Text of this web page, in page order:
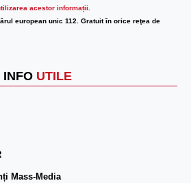
acestor informații.
european unic 112. Gratuit în orice reţea de
INFO UTILE
Mass-Media